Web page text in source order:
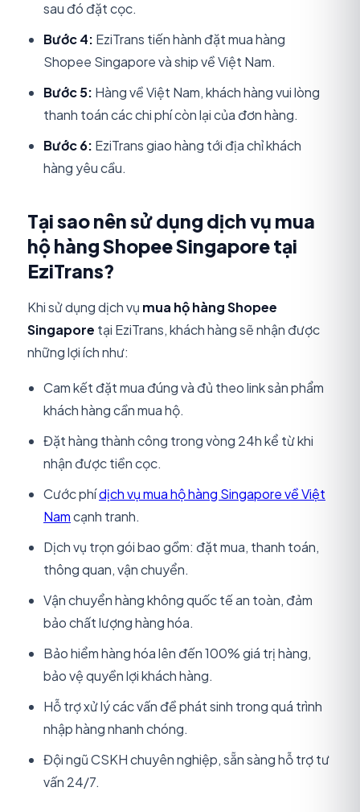
sau đó đặt cọc.
Bước 4: EziTrans tiến hành đặt mua hàng
Shopee Singapore và ship về Việt Nam.
Bước 5: Hàng về Việt Nam, khách hàng vui lòng
thanh toán các chi phí còn lại của đơn hàng.
Bước 6: EziTrans giao hàng tới địa chỉ khách
hàng yêu cầu.
Tại sao nên sử dụng dịch vụ mua
hộ hàng Shopee Singapore tại
EziTrans?
Khi sử dụng dịch vụ mua hộ hàng Shopee
Singapore tại EziTrans, khách hàng sẽ nhận được
những lợi ích như:
Cam kết đặt mua đúng và đủ theo link sản phẩm
khách hàng cần mua hộ.
Đặt hàng thành công trong vòng 24h kể từ khi
nhận được tiền cọc.
Cước phídịch vụ mua hộ hàng Singapore về Việt
Namcạnh tranh.
Dịch vụ trọn gói bao gồm: đặt mua, thanh toán,
thông quan, vận chuyển.
Vận chuyển hàng không quốc tế an toàn, đảm
bảo chất lượng hàng hóa.
Bảo hiểm hàng hóa lên đến 100% giá trị hàng,
bảo vệ quyền lợi khách hàng.
Hỗ trợ xử lý các vấn đề phát sinh trong quá trình
nhập hàng nhanh chóng.
Đội ngũ CSKH chuyên nghiệp, sẵn sàng hỗ trợ tư
vấn 24/7.